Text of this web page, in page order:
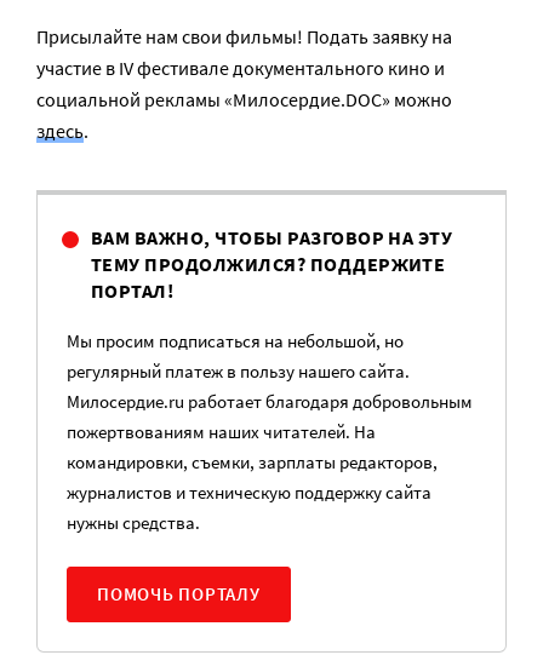
Присылайте нам свои фильмы! Подать заявку на
участие в IV фестивале документального кино и
социальной рекламы «Милосердие.DOC» можно
здесь.
ВАМ ВАЖНО, ЧТОБЫ РАЗГОВОР НА ЭТУ
ТЕМУ ПРОДОЛЖИЛСЯ? ПОДДЕРЖИТЕ
ПОРТАЛ!
Мы просим подписаться на небольшой, но
регулярный платеж в пользу нашего сайта.
Милосердие.ru работает благодаря добровольным
пожертвованиям наших читателей. На
командировки, съемки, зарплаты редакторов,
журналистов и техническую поддержку сайта
нужны средства.
ПОМОЧЬ ПОРТАЛУ